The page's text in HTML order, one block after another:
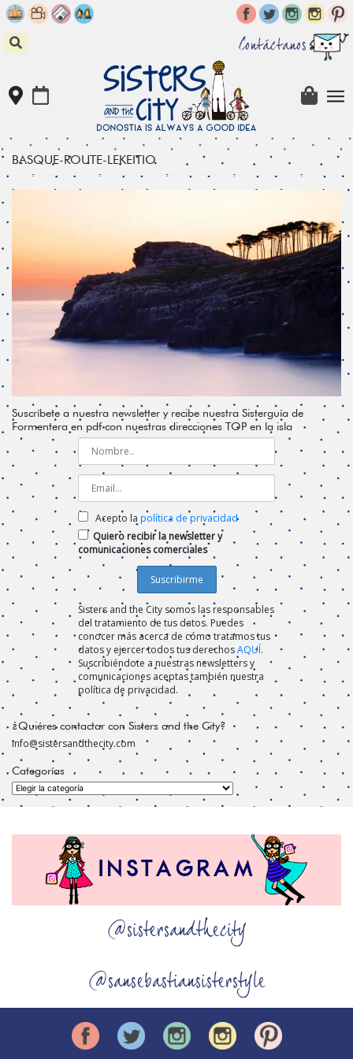
Skip
to
content
Contáctanos
BASQUE-ROUTE-LEKEITIO
Suscríbete a nuestra newsletter y recibe nuestra Sisterguía de
Formentera en pdf con nuestras direcciones TOP en la isla
Acepto la política de privacidad
Quiero recibir la newsletter y
comunicaciones comerciales
Sisters and the City somos las responsables
del tratamiento de tus datos. Puedes
conocer más acerca de cómo tratamos tus
datos y ejercer todos tus derechosAQUÍ.
Suscribiéndote a nuestras newsletters y
comunicaciones aceptas también nuestra
política de privacidad.
¿Quiéres contactar con Sisters and the City?
info@sistersandthecity.com
Categorías
Categorías
@sistersandthecity
@sansebastiansisterstyle